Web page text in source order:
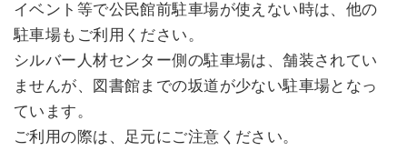
イベント等で公民館前駐車場が使えない時は、他の
駐車場もご利用ください。
シルバー人材センター側の駐車場は、舗装されてい
ませんが、図書館までの坂道が少ない駐車場となっ
ています。
ご利用の際は、足元にご注意ください。